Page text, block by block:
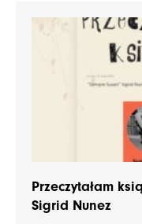
Przeczytałam
Sigrid Nunez